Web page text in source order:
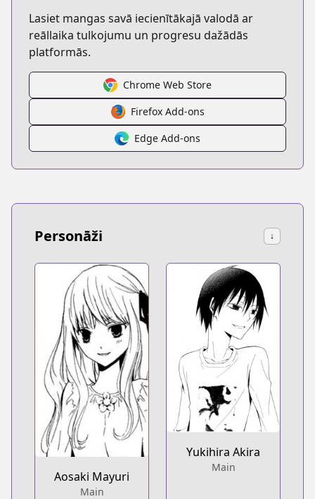
Lasiet mangas savā iecienītākajā valodā ar
reāllaika tulkojumu un progresu dažādās
platformās.
Chrome Web Store
Firefox Add-ons
Edge Add-ons
Personāži ↓
Aosaki Mayuri
Main
Yukihira Akira
Main